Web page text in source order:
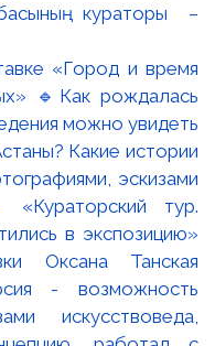
кураторы –